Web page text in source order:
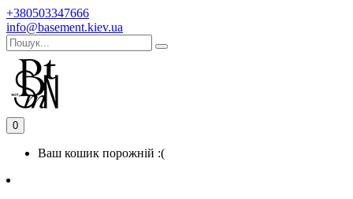
+380503347666
info@basement.kiev.ua
0
Ваш кошик порожній :(